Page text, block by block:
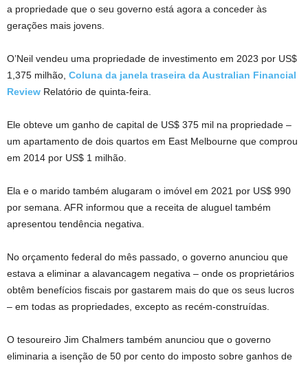
a propriedade que o seu governo está agora a conceder às
gerações mais jovens.
O’Neil vendeu uma propriedade de investimento em 2023 por US$
1,375 milhão, Coluna da janela traseira da Australian Financial
Review Relatório de quinta-feira.
Ele obteve um ganho de capital de US$ 375 mil na propriedade –
um apartamento de dois quartos em East Melbourne que comprou
em 2014 por US$ 1 milhão.
Ela e o marido também alugaram o imóvel em 2021 por US$ 990
por semana. AFR informou que a receita de aluguel também
apresentou tendência negativa.
No orçamento federal do mês passado, o governo anunciou que
estava a eliminar a alavancagem negativa – onde os proprietários
obtêm benefícios fiscais por gastarem mais do que os seus lucros
– em todas as propriedades, excepto as recém-construídas.
O tesoureiro Jim Chalmers também anunciou que o governo
eliminaria a isenção de 50 por cento do imposto sobre ganhos de